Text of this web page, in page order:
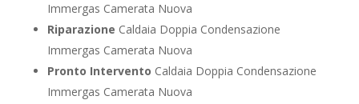
Immergas Camerata Nuova
Riparazione Caldaia Doppia Condensazione
Immergas Camerata Nuova
Pronto Intervento Caldaia Doppia Condensazione
Immergas Camerata Nuova